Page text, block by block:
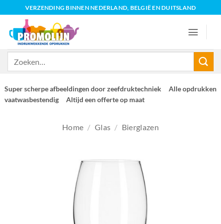
naar
inhoud
VERZENDING BINNEN NEDERLAND, BELGIË EN DUITSLAND
Super scherpe afbeeldingen door zeefdruktechniek Alle opdrukken
vaatwasbestendig Altijd een offerte op maat
Home / Glas / Bierglazen